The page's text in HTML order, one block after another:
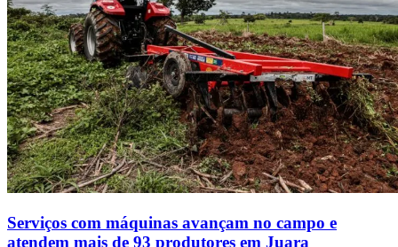
Serviços com máquinas avançam no campo e
atendem mais de 93 produtores em Juara